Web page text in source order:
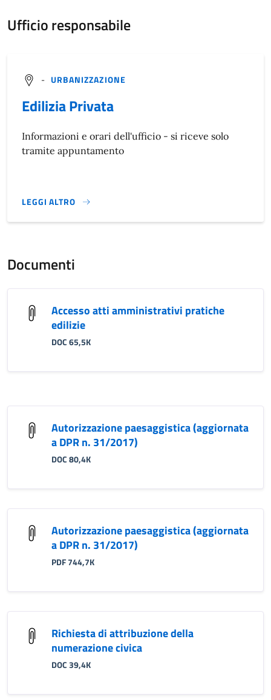
Ufficio responsabile
- URBANIZZAZIONE
Edilizia Privata
Informazioni e orari dell'ufficio - si riceve solo
tramite appuntamento
LEGGI ALTRO
}
Documenti
Accesso atti amministrativi pratiche
edilizie
DOC 65,5K
Autorizzazione paesaggistica (aggiornata
a DPR n. 31/2017)
DOC 80,4K
Autorizzazione paesaggistica (aggiornata
a DPR n. 31/2017)
PDF 744,7K
Richiesta di attribuzione della
numerazione civica
DOC 39,4K